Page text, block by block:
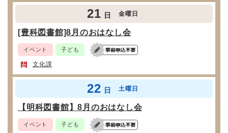
21 日 金曜日
[豊科図書館]8月のおはなし会
イベント 子ども
文化課
22 日 土曜日
【明科図書館】8月のおはなし会
イベント 子ども